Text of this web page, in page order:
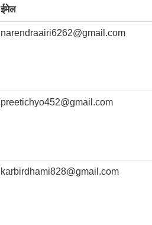
ईमेल
narendraairi6262@gmail.com
preetichyo452@gmail.com
karbirdhami828@gmail.com